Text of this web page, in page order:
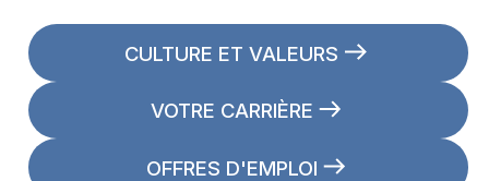
CULTURE ET VALEURS
VOTRE CARRIÈRE
OFFRES D'EMPLOI